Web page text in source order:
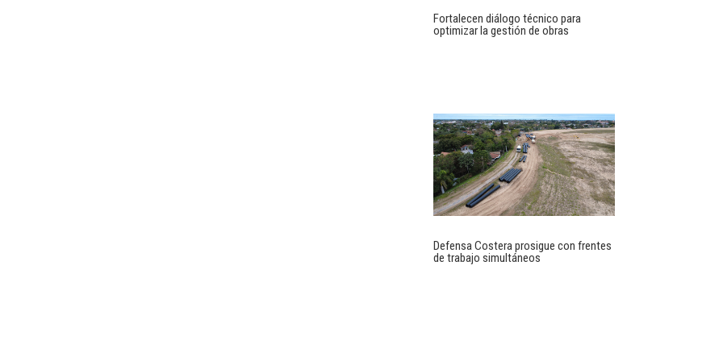
Fortalecen diálogo técnico para
optimizar la gestión de obras
Defensa Costera prosigue con frentes
de trabajo simultáneos